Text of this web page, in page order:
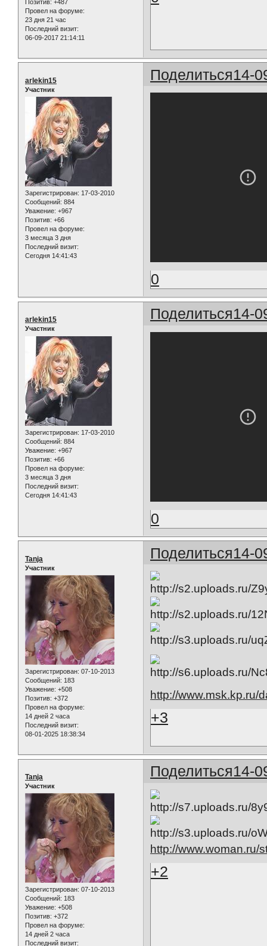
Позитив: +487
Провел на форуме:
23 дня 21 час
Последний визит:
06-09-2017 21:14:11
Поделиться14-
arlekin15
Участник
Зарегистрирован: 17-03-2010
Сообщений: 884
Уважение: +967
Позитив: +66
Провел на форуме:
3 месяца 3 дня
Последний визит:
Сегодня 14:41:43
0
Поделиться14-
arlekin15
Участник
Зарегистрирован: 17-03-2010
Сообщений: 884
Уважение: +967
Позитив: +66
Провел на форуме:
3 месяца 3 дня
Последний визит:
Сегодня 14:41:43
0
Поделиться14-
Tanja
Участник
Зарегистрирован: 07-10-2013
Сообщений: 183
Уважение: +508
Позитив: +372
Провел на форуме:
14 дней 2 часа
Последний визит:
08-01-2025 18:38:34
http://www.msk.kp.ru/
+3
Поделиться14-
Tanja
Участник
Зарегистрирован: 07-10-2013
Сообщений: 183
Уважение: +508
Позитив: +372
Провел на форуме:
14 дней 2 часа
Последний визит:
http://
+2